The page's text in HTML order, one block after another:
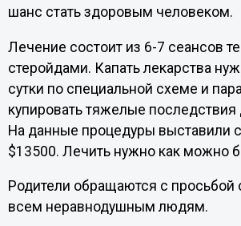
шанс стать здоровым человеком.
Лечение состоит из 6-7 сеансов
стеройдами. Капать лекарства
сутки по специальной схеме и
купировать тяжелые последствия
На данные процедуры выставили
$13500. Лечить нужно как можно
Родители обращаются с
всем неравнодушным людям.